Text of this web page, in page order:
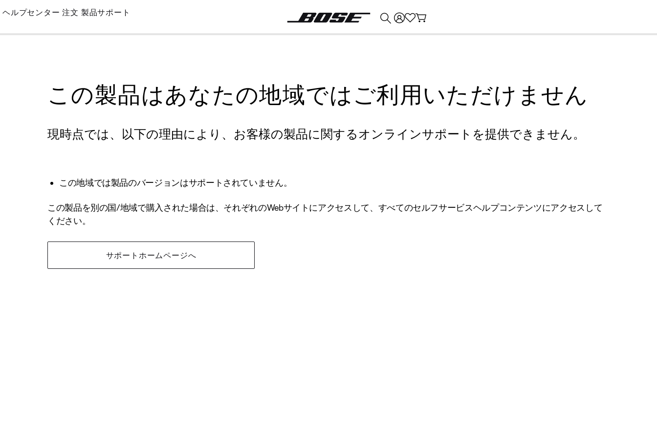
Skip
Main
ヘルプセンター 注文 製品サポート
この製品はあなたの地域ではご利用いただけません
現時点では、以下の理由により、お客様の製品に関するオンラインサポートを提供できません。
この地域では製品のバージョンはサポートされていません。
この製品を別の国/地域で購入された場合は、それぞれのWebサイトにアクセスして、すべてのセルフサービスヘルプコンテンツにアクセスして
ください。
サポートホームページへ